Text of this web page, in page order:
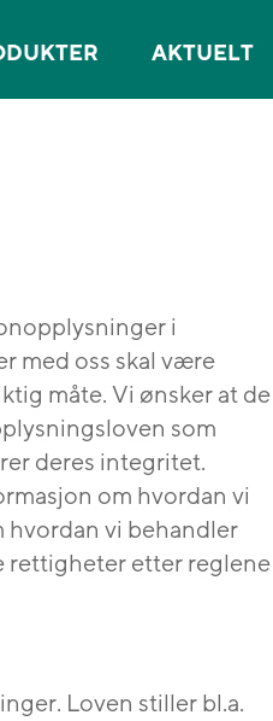
AKTUELT
i
med oss skal være
måte. Vi ønsker at de
som
deres integritet.
om hvordan vi
hvordan vi behandler
rettigheter etter reglene
Loven stiller bl.a.